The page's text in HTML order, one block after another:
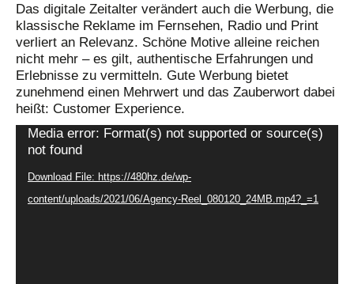
Das digitale Zeitalter verändert auch die Werbung, die
klassische Reklame im Fernsehen, Radio und Print
verliert an Relevanz. Schöne Motive alleine reichen
nicht mehr – es gilt, authentische Erfahrungen und
Erlebnisse zu vermitteln. Gute Werbung bietet
zunehmend einen Mehrwert und das Zauberwort dabei
heißt: Customer Experience.
Video
Player
Media error: Format(s) not supported or source(s)
not found
Download File: https://480hz.de/wp-
content/uploads/2021/06/Agency-Reel_080120_24MB.mp4?_=1